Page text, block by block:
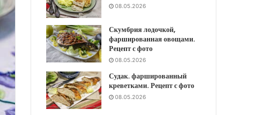
08.05.2026
Скумбрия лодочкой,
фаршированная овощами.
Рецепт с фото
08.05.2026
Судак. фаршированный
креветками. Рецепт с фото
08.05.2026